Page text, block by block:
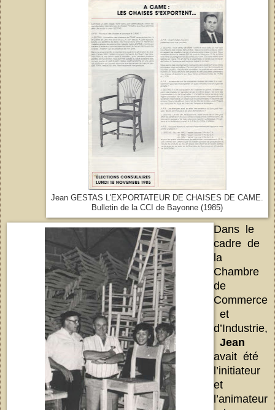
Jean GESTAS L'EXPORTATEUR DE CHAISES DE CAME.
Bulletin de la CCI de Bayonne (1985)
Dans le
cadre de
la
Chambre
de
Commerce
et
d’Industrie,
Jean
avait été
l’initiateur
et
l’animateur